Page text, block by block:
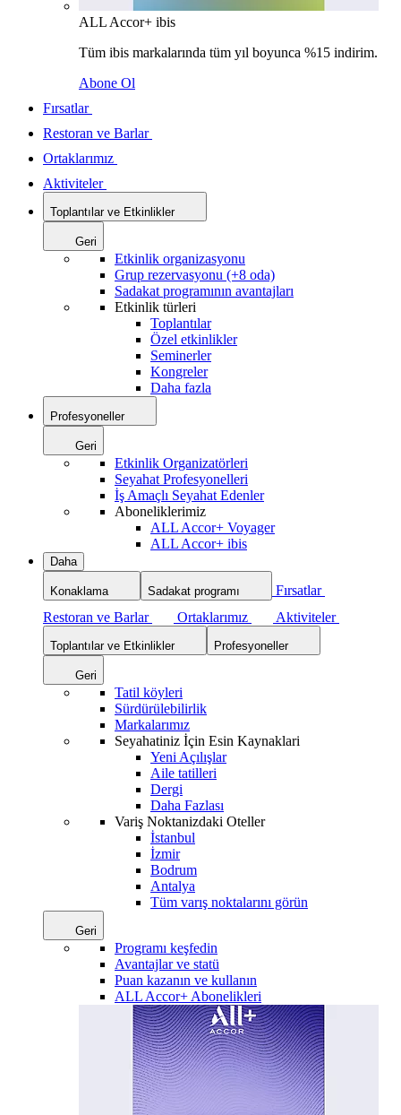
ALL Accor+ ibis
Tüm ibis markalarında tüm yıl boyunca %15 indirim.
Abone Ol
Fırsatlar
Restoran ve Barlar
Ortaklarımız
Aktiviteler
Toplantılar ve Etkinlikler
Geri
Etkinlik organizasyonu
Grup rezervasyonu (+8 oda)
Sadakat programının avantajları
Etkinlik türleri
Toplantılar
Özel etkinlikler
Seminerler
Kongreler
Daha fazla
Profesyoneller
Geri
Etkinlik Organizatörleri
Seyahat Profesyonelleri
İş Amaçlı Seyahat Edenler
Aboneliklerimiz
ALL Accor+ Voyager
ALL Accor+ ibis
Daha
Konaklama Sadakat programı
Fırsatlar
Restoran ve Barlar
Ortaklarımız Aktiviteler
Toplantılar ve Etkinlikler Profesyoneller
Geri
Tatil köyleri
Sürdürülebilirlik
Markalarımız
Seyahatiniz İçin Esin Kaynaklari
Yeni Açılışlar
Aile tatilleri
Dergi
Daha Fazlası
Variş Noktanizdaki Oteller
İstanbul
İzmir
Bodrum
Antalya
Tüm varış noktalarını görün
Geri
Programı keşfedin
Avantajlar ve statü
Puan kazanın ve kullanın
ALL Accor+ Abonelikleri